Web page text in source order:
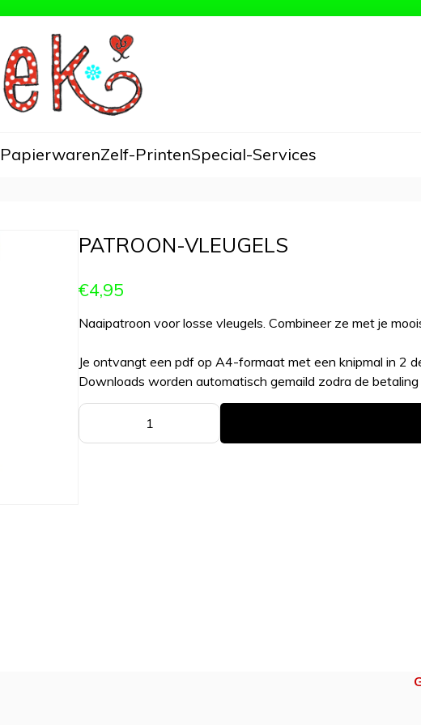
PapierwarenZelf-PrintenSpecial-Services
PATROON-VLEUGELS
€4,95
Naaipatroon voor losse vleugels. Combineer ze met je
Je ontvangt een pdf op A4-formaat met een knipmal in 2
Downloads worden automatisch gemaild zodra de